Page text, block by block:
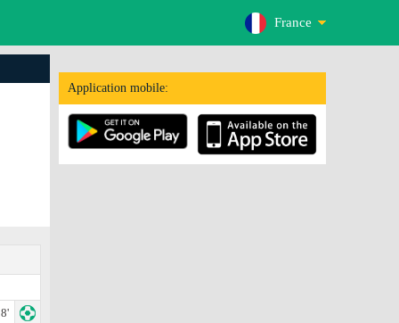
France
Application mobile: